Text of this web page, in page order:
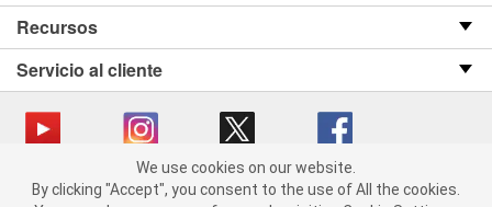
We use cookies on our website. By clicking "Accept", you consent
to the use of All the cookies.
Recursos
Servicio al cliente
Copyright © 2008-2026 O’Reilly Auto Parts v OST_3.2.0.0.729 (3) cv1361
We use cookies on our website.
By clicking "Accept", you consent to the use of All the cookies.